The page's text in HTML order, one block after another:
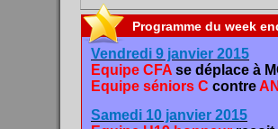
Programme du week
Vendredi 9 janvier 2015
Equipe CFA se déplace à
Equipe séniors C contre
Samedi 10 janvier 2015